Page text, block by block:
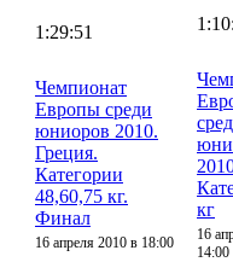
1:29:51
Чемпионат
Европы среди
юниоров 2010.
Греция.
Категории
48,60,75 кг.
Финал
16 апреля 2010 в 18:00
кг
16
14:00